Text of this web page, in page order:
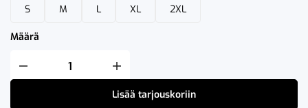
S M L XL 2XL
Määrä
Fristads
AIRTECH®
Lisää tarjouskoriin